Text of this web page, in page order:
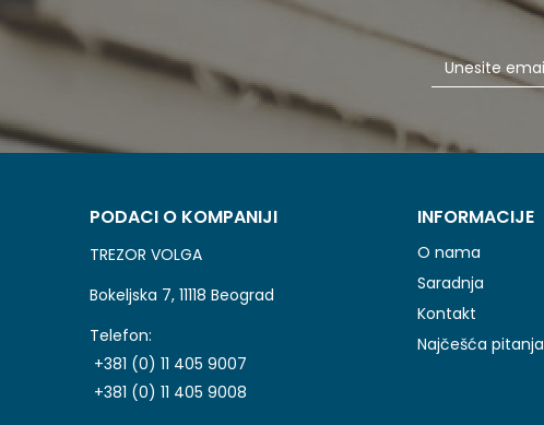
PODACI O KOMPANIJI
TREZOR VOLGA
Bokeljska 7, 11118 Beograd
Telefon:
+381 (0) 11 405 9007
+381 (0) 11 405 9008
INFORMACIJE
O nama
Saradnja
Kontakt
Najčešća pitanja